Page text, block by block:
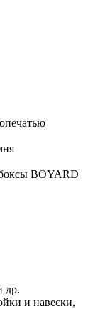
BOYARD
др.
и навески,